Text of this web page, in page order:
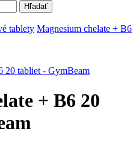
Hľadať
tablety Magnesium chelate + B6
+ B6 20